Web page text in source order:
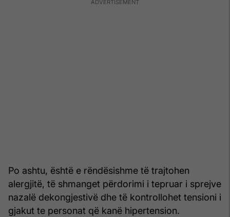
Po ashtu, është e rëndësishme të trajtohen
alergjitë, të shmanget përdorimi i tepruar i sprejve
nazalë dekongjestivë dhe të kontrollohet tensioni i
gjakut te personat që kanë hipertension.